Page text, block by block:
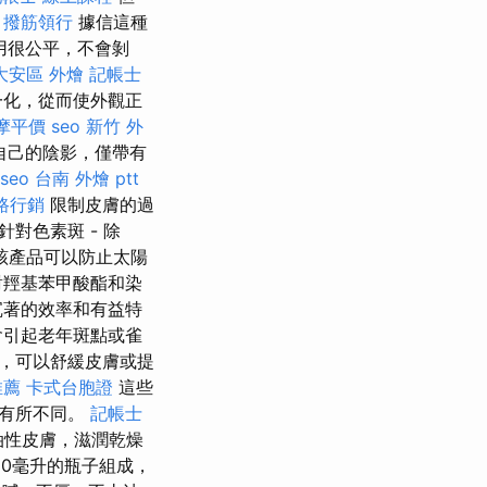
撥筋領行 據信這種
公平，不會剝
安區 外燴 記帳士
，從而使外觀正
平價 seo 新竹 外
的陰影，僅帶有
台南 外燴 ptt
行銷 限制皮膚的過
對色素斑 - 除
產品可以防止太陽
基苯甲酸酯和染
的效率和有益特
起老年斑點或雀
可以舒緩皮膚或提
卡式台胞證 這些
所不同。 記帳士
皮膚，滋潤乾燥
升的瓶子組成，